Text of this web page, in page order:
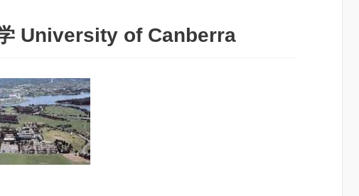
University of Canberra